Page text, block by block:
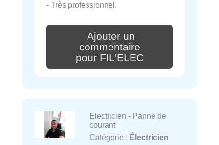
- Très professionnel.
Ajouter un
commentaire
pour FIL'ELEC
Electricien - Panne de
courant
Catégorie : Électricien